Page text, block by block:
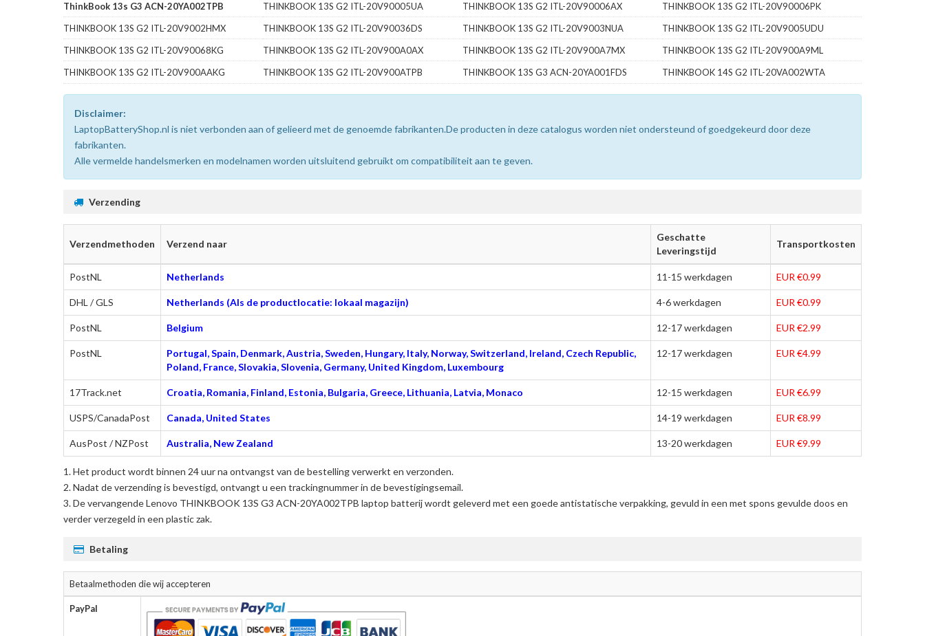
ThinkBook 13s G3 ACN-20YA002TPB THINKBOOK 13S G2 ITL-20V90005UA THINKBOOK 13S G2 ITL-20V90006AX
THINKBOOK 13S G2 ITL-20V90006PK
THINKBOOK 13S G2 ITL-20V9002HMX
THINKBOOK 13S G2 ITL-20V90036DS THINKBOOK 13S G2 ITL-20V9003NUA
THINKBOOK 13S G2 ITL-20V9005UDU
THINKBOOK 13S G2 ITL-20V90068KG
THINKBOOK 13S G2 ITL-20V900A0AX THINKBOOK 13S G2 ITL-20V900A7MX
THINKBOOK 13S G2 ITL-20V900A9ML
THINKBOOK 13S G2 ITL-20V900AAKG
THINKBOOK 13S G2 ITL-20V900ATPB THINKBOOK 13S G3 ACN-20YA001FDS THINKBOOK 14S G2 ITL-20VA002WTA
Disclaimer:
LaptopBatteryShop.nl is niet verbonden aan of gelieerd met de genoemde fabrikanten.De producten in deze catalogus worden niet ondersteund of goedgekeurd door deze
fabrikanten.
Alle vermelde handelsmerken en modelnamen worden uitsluitend gebruikt om compatibiliteit aan te geven.
Verzending
Verzendmethoden Verzend naar
Geschatte
Leveringstijd
Transportkosten
PostNL Netherlands 11-15 werkdagen EUR €0.99
DHL / GLS Netherlands (Als de productlocatie: lokaal magazijn) 4-6 werkdagen EUR €0.99
PostNL Belgium 12-17 werkdagen EUR €2.99
PostNL
Portugal, Spain, Denmark, Austria, Sweden, Hungary, Italy, Norway, Switzerland, Ireland, Czech Republic,
Poland, France, Slovakia, Slovenia, Germany, United Kingdom, Luxembourg
12-17 werkdagen EUR €4.99
17Track.net Croatia, Romania, Finland, Estonia, Bulgaria, Greece, Lithuania, Latvia, Monaco 12-15 werkdagen EUR €6.99
USPS/CanadaPost Canada, United States 14-19 werkdagen EUR €8.99
AusPost / NZPost Australia, New Zealand 13-20 werkdagen EUR €9.99
Het product wordt binnen 24 uur na ontvangst van de bestelling verwerkt en verzonden.
Nadat de verzending is bevestigd, ontvangt u een trackingnummer in de bevestigingsemail.
Devervangende Lenovo THINKBOOK 13S G3 ACN-20YA002TPB laptop batterijwordt geleverd met een goede antistatische verpakking, gevuld in een met spons gevulde doos en
verder verzegeld in een plastic zak.
Betaling
Betaalmethoden die wij accepteren
PayPal